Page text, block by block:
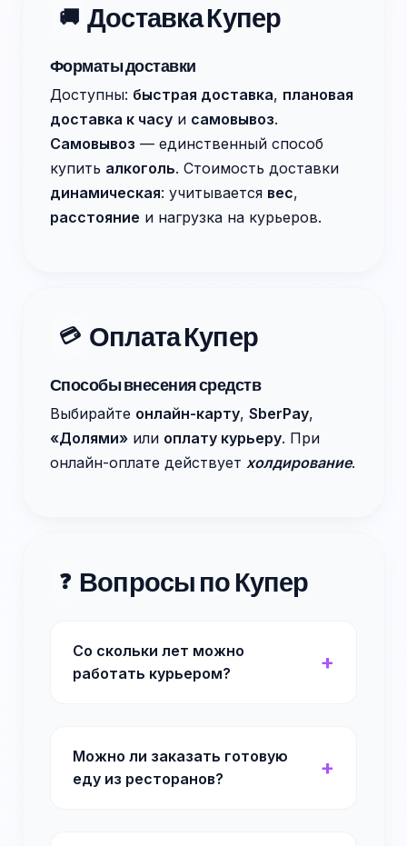
🚚 Доставка Купер
Форматы доставки
Доступны: быстрая доставка, плановая
доставка к часу и самовывоз.
Самовывоз — единственный способ
купить алкоголь. Стоимость доставки
динамическая: учитывается вес,
расстояние и нагрузка на курьеров.
💳 Оплата Купер
Способы внесения средств
Выбирайте онлайн-карту, SberPay,
«Долями» или оплату курьеру. При
онлайн-оплате действует холдирование.
❓ Вопросы по Купер
Со скольки лет можно
работать курьером?
Можно ли заказать готовую
еду из ресторанов?